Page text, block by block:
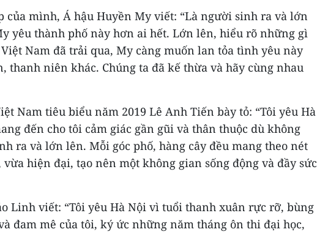
của mình, Á hậu Huyền My viết: “Là người sinh ra và lớn
yêu thành phố này hơn ai hết. Lớn lên, hiểu rõ những gì
Nam đã trải qua, My càng muốn lan tỏa tình yêu này
thanh niên khác. Chúng ta đã kế thừa và hãy cùng nhau
Nam tiêu biểu năm 2019 Lê Anh Tiến bày tỏ: “Tôi yêu Hà
đến cho tôi cảm giác gần gũi và thân thuộc dù không
ra và lớn lên. Mỗi góc phố, hàng cây đều mang theo nét
hiện đại, tạo nên một không gian sống động và đầy sức
Linh viết: “Tôi yêu Hà Nội vì tuổi thanh xuân rực rỡ, bùng
đam mê của tôi, ký ức những năm tháng ôn thi đại học,